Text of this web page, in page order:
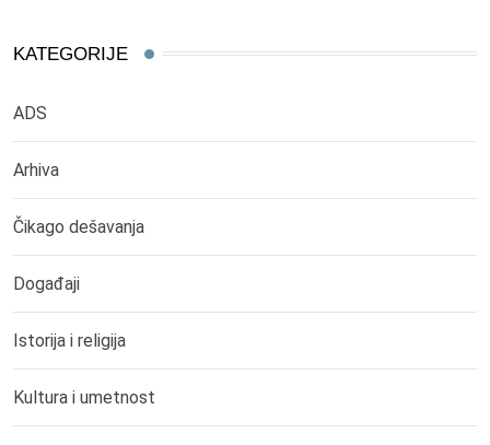
KATEGORIJE
ADS
Arhiva
Čikago dešavanja
Događaji
Istorija i religija
Kultura i umetnost